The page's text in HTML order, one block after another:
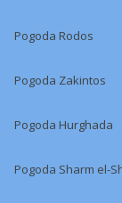
Pogoda Rodos
Pogoda Zakintos
Pogoda Hurghada
Pogoda Sharm el-